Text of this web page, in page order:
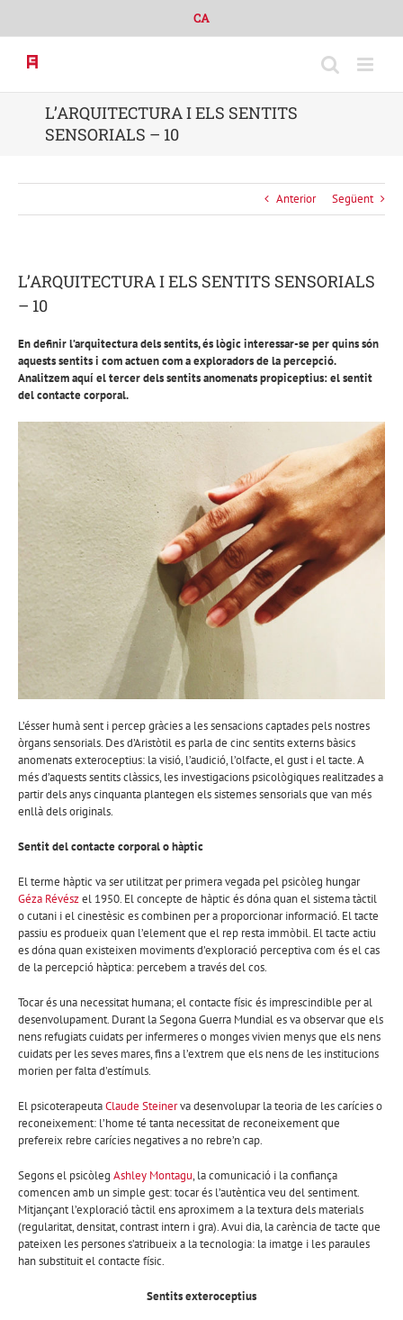
content
CA
L’ARQUITECTURA I ELS SENTITS
SENSORIALS – 10
Anterior Següent
L’ARQUITECTURA I ELS SENTITS SENSORIALS
– 10
En definir l’arquitectura dels sentits, és lògic interessar-se per quins són
aquests sentits i com actuen com a exploradors de la percepció.
Analitzem aquí el tercer dels sentits anomenats propiceptius: el sentit
del contacte corporal.
L’ésser humà sent i percep gràcies a les sensacions captades pels nostres
òrgans sensorials. Des d’Aristòtil es parla de cinc sentits externs bàsics
anomenats exteroceptius: la visió, l’audició, l’olfacte, el gust i el tacte. A
més d’aquests sentits clàssics, les investigacions psicològiques realitzades a
partir dels anys cinquanta plantegen els sistemes sensorials que van més
enllà dels originals.
Sentit del contacte corporal o hàptic
El terme hàptic va ser utilitzat per primera vegada pel psicòleg hungar
Géza Révészel 1950. El concepte de hàptic és dóna quan el sistema tàctil
o cutani i el cinestèsic es combinen per a proporcionar informació. El tacte
passiu es produeix quan l’element que el rep resta immòbil. El tacte actiu
es dóna quan existeixen moviments d’exploració perceptiva com és el cas
de la percepció hàptica: percebem a través del cos.
Tocar és una necessitat humana; el contacte físic és imprescindible per al
desenvolupament. Durant la Segona Guerra Mundial es va observar que els
nens refugiats cuidats per infermeres o monges vivien menys que els nens
cuidats per les seves mares, fins a l’extrem que els nens de les institucions
morien per falta d’estímuls.
El psicoterapeutaClaude Steinerva desenvolupar la teoria de les carícies o
reconeixement: l’home té tanta necessitat de reconeixement que
prefereix rebre carícies negatives a no rebre’n cap.
Segons el psicòleg Ashley Montagu, la comunicació i la confiança
comencen amb un simple gest: tocar és l’autèntica veu del sentiment.
Mitjançant l’exploració tàctil ens aproximem a la textura dels materials
(regularitat, densitat, contrast intern i gra). Avui dia, la carència de tacte que
pateixen les persones s’atribueix a la tecnologia: la imatge i les paraules
han substituit el contacte físic.
Sentits exteroceptius